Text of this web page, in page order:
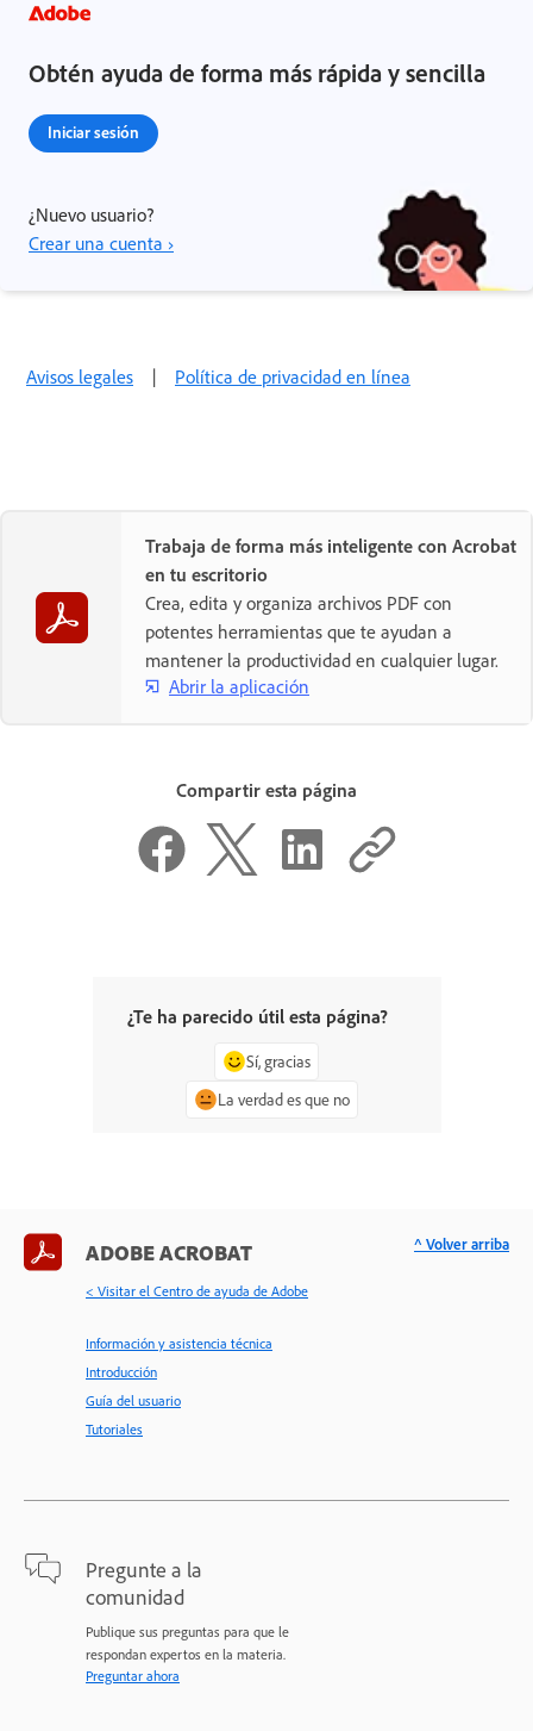
Obtén ayuda de forma más rápida y sencilla
Iniciar sesión
¿Nuevo usuario?
Crear una cuenta ›
Avisos legales | Política de privacidad en línea
Trabaja de forma más inteligente con Acrobat
en tu escritorio
Crea, edita y organiza archivos PDF con
potentes herramientas que te ayudan a
mantener la productividad en cualquier lugar.
Abrir la aplicación
Compartir esta página
¿Te ha parecido útil esta página?
Sí, gracias
La verdad es que no
ADOBE ACROBAT
< Visitar el Centro de ayuda de Adobe
Información y asistencia técnica
Introducción
Guía del usuario
Tutoriales
Pregunte a la
comunidad
Publique sus preguntas para que le
respondan expertos en la materia.
Preguntar ahora
^ Volver arriba